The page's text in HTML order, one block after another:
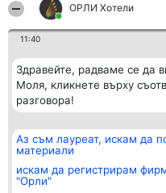
ОРЛИ Хотели
11:40
Здравейте, радваме се да
Моля, кликнете върху
разговора!
Аз съм лауреат, искам да
материали
искам да регистрирам
"Орли"
Организатор на
класиране
BulevardulAleea Timișul De
Sus Nr. 2, Bl. A30, Sc. A, Et.